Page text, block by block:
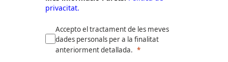
privacitat.
Accepto el tractament de les meves
dades personals per a la finalitat
anteriorment detallada.